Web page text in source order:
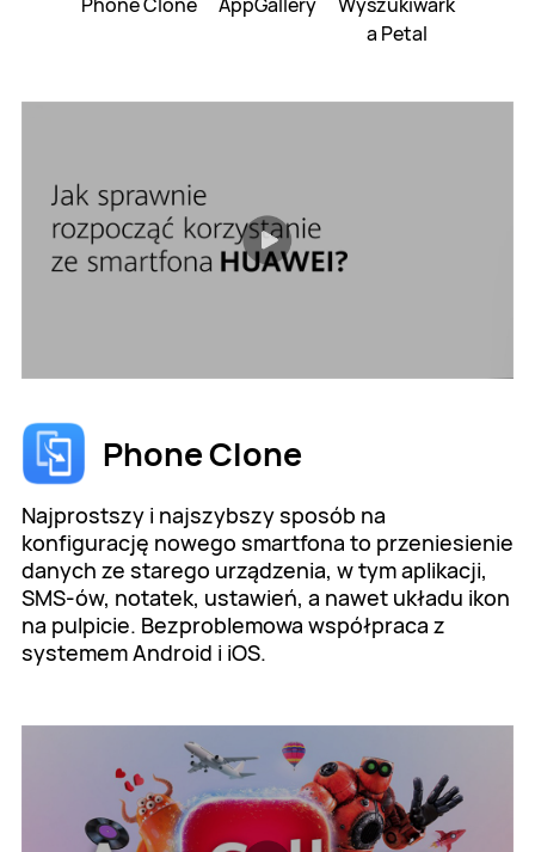
a Petal
Phone Clone
Najprostszy i najszybszy sposób na
konfigurację nowego smartfona to przeniesienie
danych ze starego urządzenia, w tym aplikacji,
SMS-ów, notatek, ustawień, a nawet układu ikon
na pulpicie. Bezproblemowa współpraca z
systemem Android i iOS.